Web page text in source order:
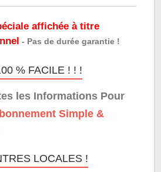
affichée à titre
- Pas de durée garantie !
% FACILE ! ! !
les Informations Pour
Simple &
LOCALES !